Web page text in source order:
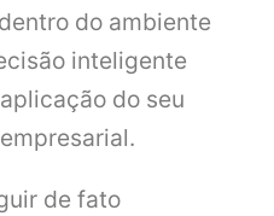
do ambiente
inteligente
do seu
de fato